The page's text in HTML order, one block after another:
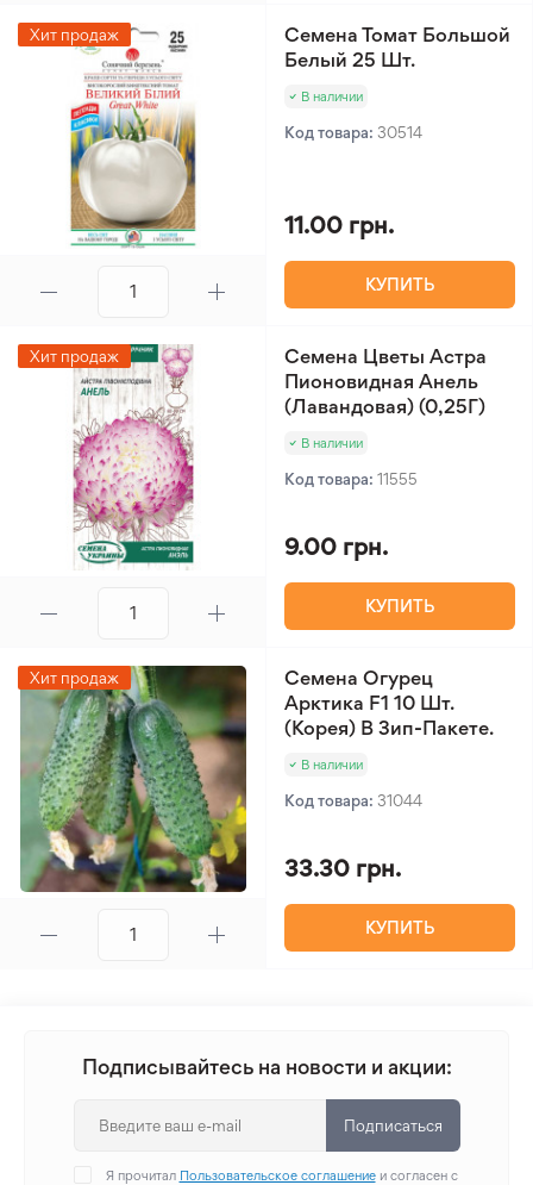
Хит продаж
Семена Томат Большой
Белый 25 Шт.
В наличии
Код товара: 30514
11.00 грн.
КУПИТЬ
Хит продаж
Семена Цветы Астра
Пионовидная Анель
(Лавандовая) (0,25Г)
В наличии
Код товара: 11555
9.00 грн.
КУПИТЬ
Хит продаж
Семена Огурец
Арктика F1 10 Шт.
(Корея) В Зип-Пакете.
В наличии
Код товара: 31044
33.30 грн.
КУПИТЬ
Подписывайтесь на новости и акции:
Подписаться
Я прочитал Пользовательское соглашениеи согласен с